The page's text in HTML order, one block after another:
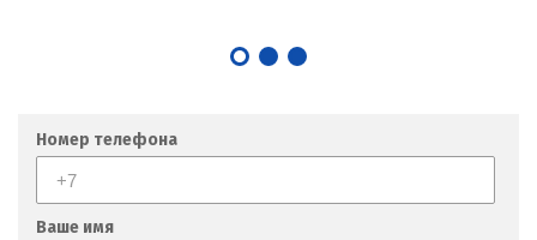
Лыткарино
Люберцы
Номер телефона
Ваше имя